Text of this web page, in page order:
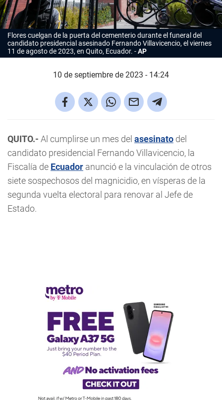
Flores cuelgan de la puerta del cementerio durante el funeral del
candidato presidencial asesinado Fernando Villavicencio, el viernes
11 de agosto de 2023, en Quito, Ecuador.
AP
10 de septiembre de 2023 - 14:24
QUITO.- Al cumplirse un mes del asesinato del
candidato presidencial Fernando Villavicencio, la
Fiscalía de Ecuador anunció e la vinculación de otros
siete sospechosos del magnicidio, en vísperas de la
segunda vuelta electoral para renovar al Jefe de
Estado.